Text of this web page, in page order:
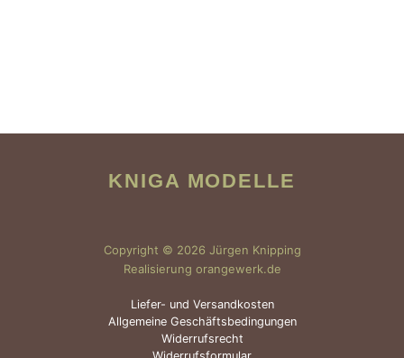
KNIGA MODELLE
Copyright © 2026 Jürgen Knipping
Realisierung orangewerk.de
Liefer- und Versandkosten
Allgemeine Geschäftsbedingungen
Widerrufsrecht